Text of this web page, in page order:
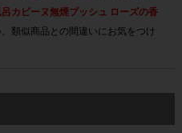
カビーヌ無煙プッシュ ローズの香
類似商品との間違いにお気をつけ